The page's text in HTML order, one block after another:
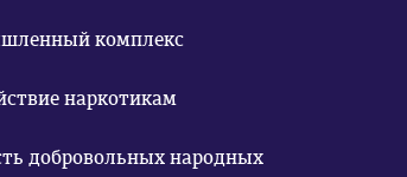
комплекс
наркотикам
добровольных народных